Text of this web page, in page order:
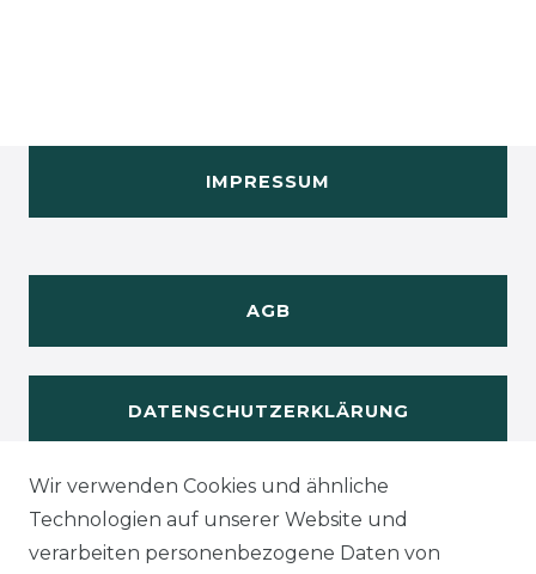
IMPRESSUM
AGB
DATENSCHUTZERKLÄRUNG
WIDERUFSRECHT
Wir verwenden Cookies und ähnliche
Technologien auf unserer Website und
verarbeiten personenbezogene Daten von